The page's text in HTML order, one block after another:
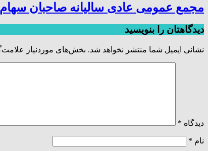
مجمع عمومی عادی سالیانه صاحبان
دیدگاهتان را بنویسید
نشانی ایمیل شما منتشر نخواهد شد. بخش‌های موردنیاز
دیدگاه *
نام *